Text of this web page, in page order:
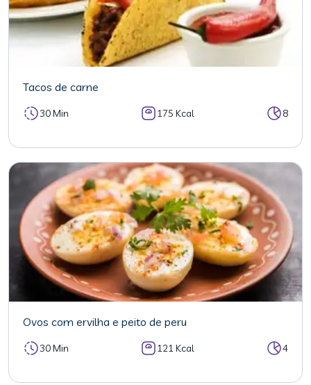
Tacos de carne
30 Min 175 Kcal 8
Ovos com ervilha e peito de peru
30 Min 121 Kcal 4